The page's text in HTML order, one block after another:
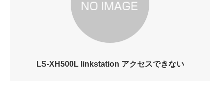
LS-XH500L linkstation アクセスできない